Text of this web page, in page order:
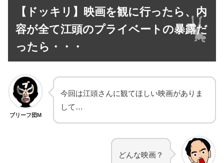
【ドッキリ】映画を観に行ったら、内
容が全て江頭のプライベートの暴露だ
ったら・・・
ブリーフ団M
今回は江頭さんに観てほしい映画がありま
して…
どんな映画？